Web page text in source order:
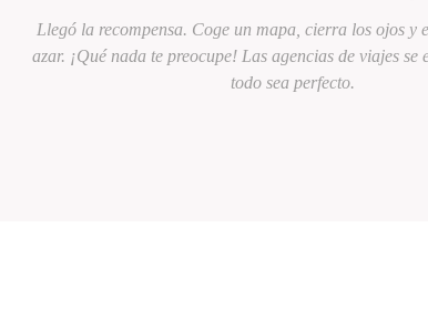
Llegó la recompensa. Coge un mapa, cierra los ojos y
azar. ¡Qué nada te preocupe! Las agencias de viajes se
todo sea perfecto.